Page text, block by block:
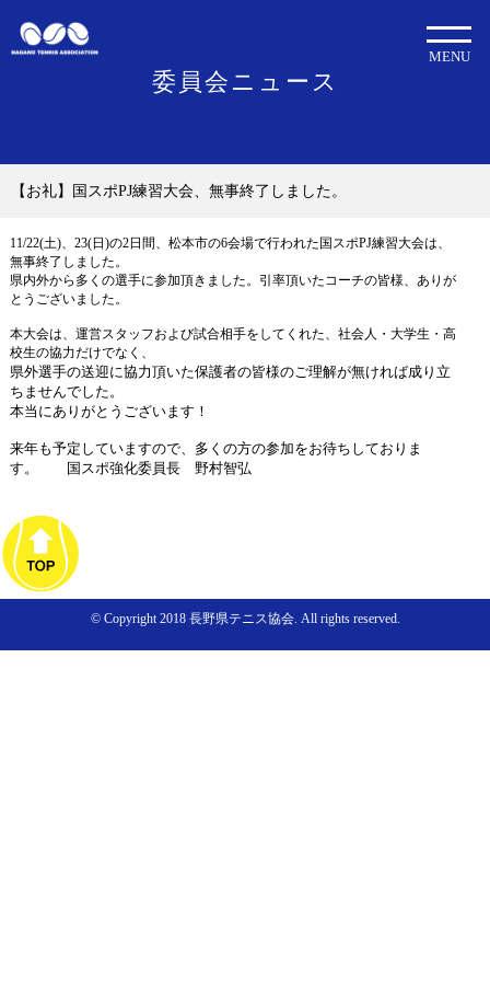
委員会ニュース
MENU
【お礼】国スポPJ練習大会、無事終了しました。
11/22(土)、23(日)の2日間、松本市の6会場で行われた国スポPJ練習大会は、
無事終了しました。
県内外から多くの選手に参加頂きました。引率頂いたコーチの皆様、ありが
とうございました。
本大会は、運営スタッフおよび試合相手をしてくれた、社会人・大学生・高
校生の協力だけでなく、
県外選手の送迎に協力頂いた保護者の皆様のご理解が無ければ成り立
ちませんでした。
本当にありがとうございます！
来年も予定していますので、多くの方の参加をお待ちしておりま
す。 国スポ強化委員長 野村智弘
© Copyright 2018 長野県テニス協会. All rights reserved.